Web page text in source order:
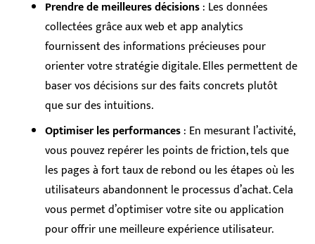
Prendre de meilleures décisions: Les données
collectées grâce aux web et app analytics
fournissent des informations précieuses pour
orienter votre stratégie digitale. Elles permettent de
baser vos décisions sur des faits concrets plutôt
que sur des intuitions.
Optimiser les performances: En mesurant l’activité,
vous pouvez repérer les points de friction, tels que
les pages à fort taux de rebond ou les étapes où les
utilisateurs abandonnent le processus d’achat. Cela
vous permet d’optimiser votre site ou application
pour offrir une meilleure expérience utilisateur.